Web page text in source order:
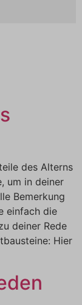
des Alterns
um in deiner
Bemerkung
einfach die
deiner Rede
Hier